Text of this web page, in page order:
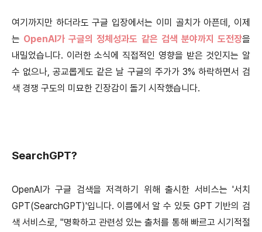
여기까지만 하더라도 구글 입장에서는 이미 골치가 아픈데, 이제
는 OpenAI가 구글의 정체성과도 같은 검색 분야까지 도전장을
내밀었습니다. 이러한 소식에 직접적인 영향을 받은 것인지는 알
수 없으나, 공교롭게도 같은 날 구글의 주가가 3% 하락하면서 검
색 경쟁 구도의 미묘한 긴장감이 돌기 시작했습니다.
SearchGPT?
OpenAI가 구글 검색을 저격하기 위해 출시한 서비스는 '서치
GPT(SearchGPT)'입니다. 이름에서 알 수 있듯 GPT 기반의 검
색 서비스로, "명확하고 관련성 있는 출처를 통해 빠르고 시기적절